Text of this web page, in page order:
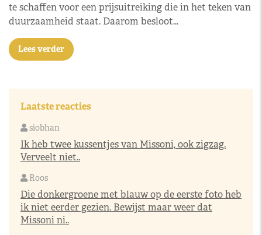
te schaffen voor een prijsuitreiking die in het teken van
duurzaamheid staat. Daarom besloot…
Lees verder
Laatste reacties
siobhan
Ik heb twee kussentjes van Missoni, ook zigzag.
Verveelt niet..
Roos
Die donkergroene met blauw op de eerste foto heb
ik niet eerder gezien. Bewijst maar weer dat
Missoni ni..